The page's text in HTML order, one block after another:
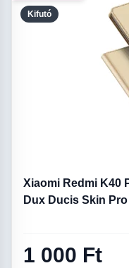
Kifutó
Xiaomi Redmi K40
Dux Ducis Skin
1 000 Ft